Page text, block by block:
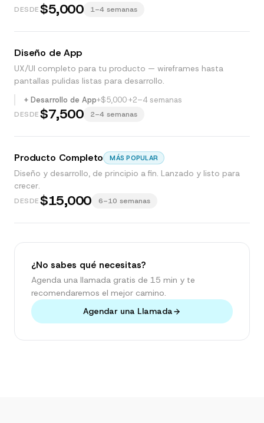
DESDE$5,000 1–4 semanas
Diseño de App
UX/UI completo para tu producto — wireframes hasta
pantallas pulidas listas para desarrollo.
+ Desarrollo de App+$5,000·+2–4 semanas
DESDE$7,500 2–4 semanas
Producto Completo MÁS POPULAR
Diseño y desarrollo, de principio a fin. Lanzado y listo para
crecer.
DESDE$15,000 6–10 semanas
¿No sabes qué necesitas?
Agenda una llamada gratis de 15 min y te
recomendaremos el mejor camino.
Agendar una Llamada